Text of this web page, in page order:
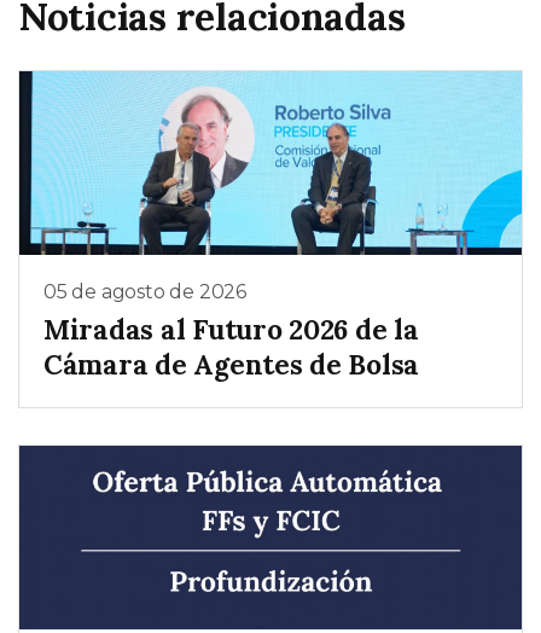
Noticias relacionadas
05 de agosto de 2026
Miradas al Futuro 2026 de la
Cámara de Agentes de Bolsa